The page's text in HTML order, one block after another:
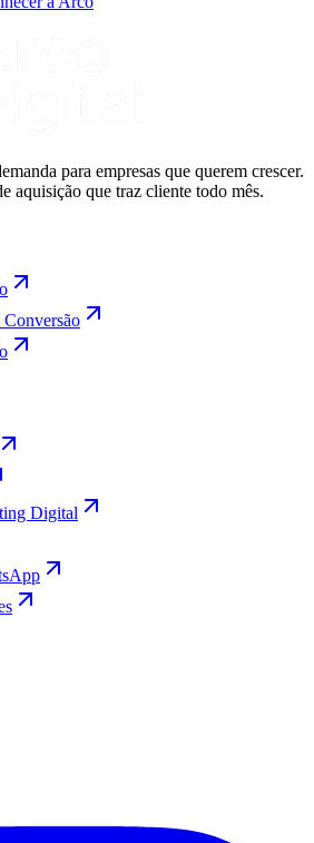
para empresas que querem crescer.
aquisição que traz cliente todo mês.
Digital